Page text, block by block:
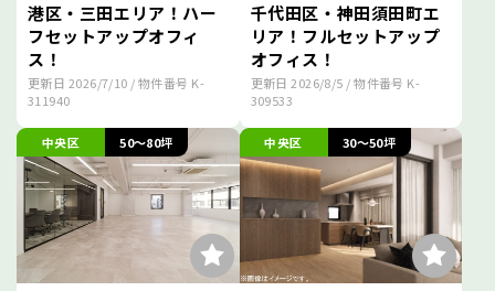
港区・三田エリア！ハー
フセットアップオフィ
ス！
更新日 2026/7/10 / 物件番号 K-
311940
千代田区・神田須田町エ
リア！フルセットアップ
オフィス！
更新日2026/8/5 / 物件番号 K-
309533
中央区 50～80坪 中央区 30～50坪